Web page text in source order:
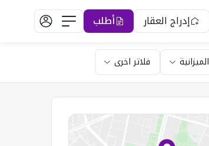
إدراج العقار أطلب
الميزانية فلاتر اخرى